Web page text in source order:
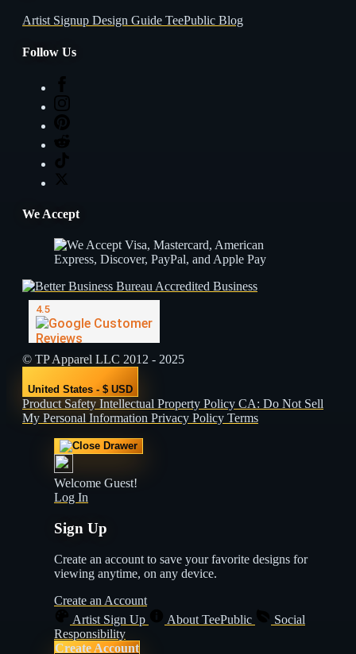
Artist Signup Design Guide TeePublic Blog
Follow Us
We Accept
© TP Apparel LLC 2012 - 2025
United States - $ USD
Product Safety Intellectual Property Policy CA: Do Not Sell
My Personal Information Privacy Policy Terms
Welcome Guest!
Log In
Sign Up
Create an account to save your favorite designs for
viewing anytime, on any device.
Create an Account
Artist Sign Up
About TeePublic
Social
Responsibility
Create Account